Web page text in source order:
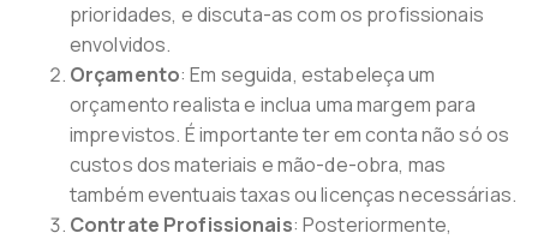
prioridades, e discuta-as com os profissionais
envolvidos.
Orçamento: Em seguida, estabeleça um
orçamento realista e inclua uma margem para
imprevistos. É importante ter em conta não só os
custos dos materiais e mão-de-obra, mas
também eventuais taxas ou licenças necessárias.
Contrate Profissionais: Posteriormente,